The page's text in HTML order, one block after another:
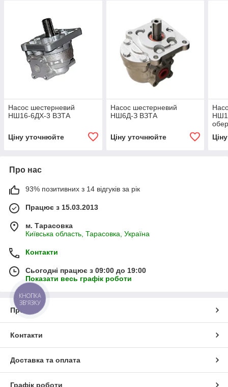
Насос шестерневий
НШ16-6ДХ-3 ВЗТА
Ціну уточнюйте
Насос шестерневий
НШ6Д-З ВЗТА
Ціну уточнюйте
Про нас
93% позитивних з 14 відгуків за рік
Працює з 15.03.2013
м. Тарасовка
Київська область, Тарасовка, Україна
Контакти
Сьогодні працює з 09:00 до 19:00
Показати весь графік роботи
Про нас
Контакти
Доставка та оплата
Графік роботи
КНОПКА
ЗВ'ЯЗКУ